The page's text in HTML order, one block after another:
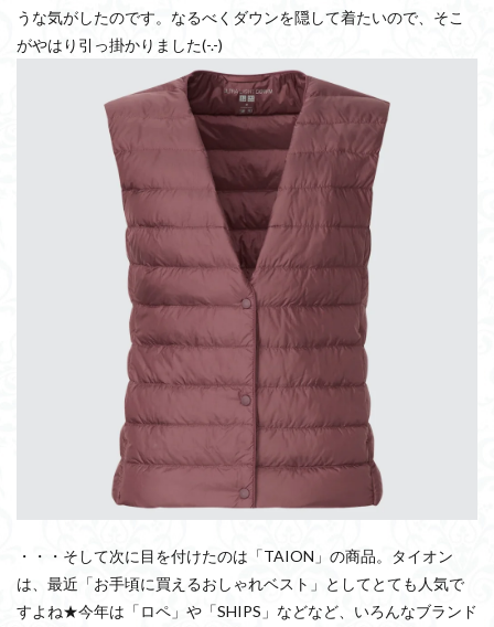
うな気がしたのです。なるべくダウンを隠して着たいので、そこ
がやはり引っ掛かりました(-.-)
・・・そして次に目を付けたのは「TAION」の商品。タイオン
は、最近「お手頃に買えるおしゃれベスト」としてとても人気で
すよね★今年は「ロペ」や「SHIPS」などなど、いろんなブランド